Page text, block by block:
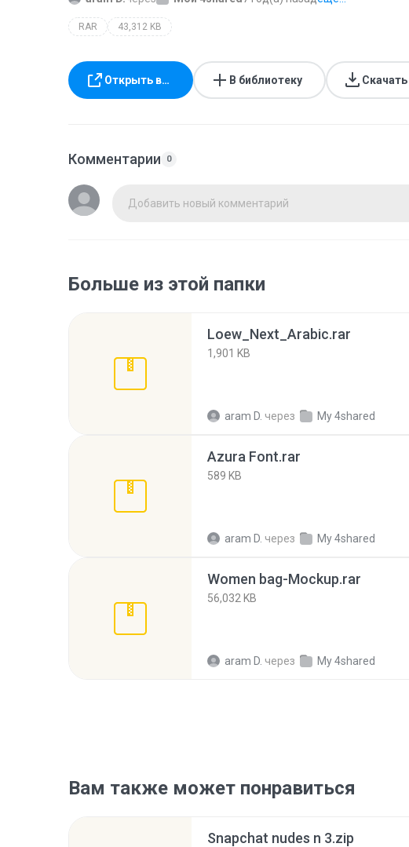
RAR 43,312 KB
Открыть в… В библиотеку Скачать
Комментарии 0
Добавить новый комментарий
Больше из этой папки
Loew_Next_Arabic.rar
1,901 KB
aram D. через My 4shared
Azura Font.rar
589 KB
aram D. через My 4shared
Women bag-Mockup.rar
56,032 KB
aram D. через My 4shared
Вам также может понравиться
Snapchat nudes n 3.zip